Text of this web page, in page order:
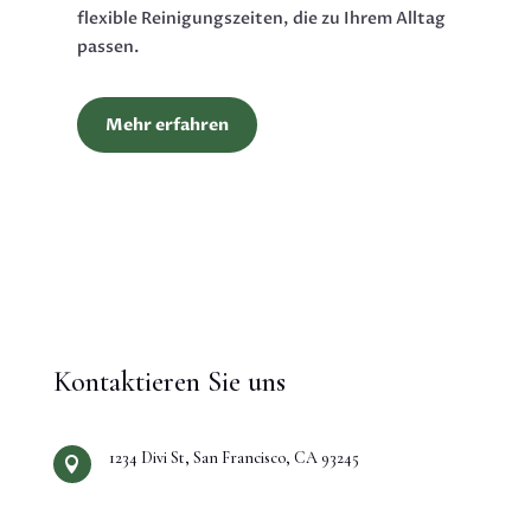
flexible Reinigungszeiten, die zu Ihrem Alltag
passen.
Mehr erfahren
Kontaktieren Sie uns
 1234 Divi St, San Francisco, CA 93245